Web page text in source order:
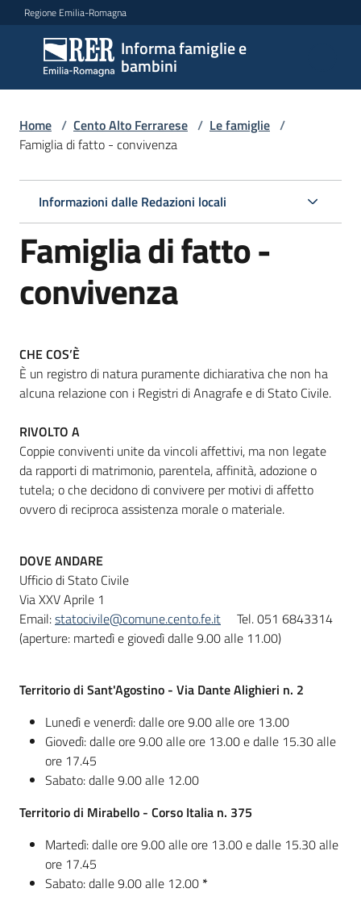
Vai al contenuto
Vai alla navigazione
Vai al footer
Regione Emilia-Romagna
Informa famiglie e
bambini
Informa
famiglie
e
bambini
Argomenti
Servizi
Centri
famiglie
locali
Newsletter
Home / Cento Alto Ferrarese / Le famiglie /
Famiglia di fatto - convivenza
Informazioni dalle Redazioni locali
Famiglia di fatto -
convivenza
CHE COS’È
È un registro di natura puramente dichiarativa che non ha
alcuna relazione con i Registri di Anagrafe e di Stato Civile.
RIVOLTO A
Coppie conviventi unite da vincoli affettivi, ma non legate
da rapporti di matrimonio, parentela, affinità, adozione o
tutela; o che decidono di convivere per motivi di affetto
ovvero di reciproca assistenza morale o materiale.
DOVE ANDARE
Ufficio di Stato Civile
Via XXV Aprile 1
Email:statocivile@comune.cento.fe.it
Tel. 051 6843314
(aperture: martedì e giovedì dalle 9.00 alle 11.00)
Territorio di Sant'Agostino - Via Dante Alighieri n. 2
Lunedì e venerdì: dalle ore 9.00 alle ore 13.00
Giovedì: dalle ore 9.00 alle ore 13.00 e dalle 15.30 alle
ore 17.45
Sabato: dalle 9.00 alle 12.00
Territorio di Mirabello - Corso Italia n. 375
Martedì: dalle ore 9.00 alle ore 13.00 e dalle 15.30 alle
ore 17.45
Sabato: dalle 9.00 alle 12.00 *